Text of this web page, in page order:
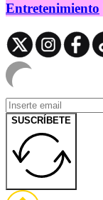
Entretenimiento
SUSCRÍBETE